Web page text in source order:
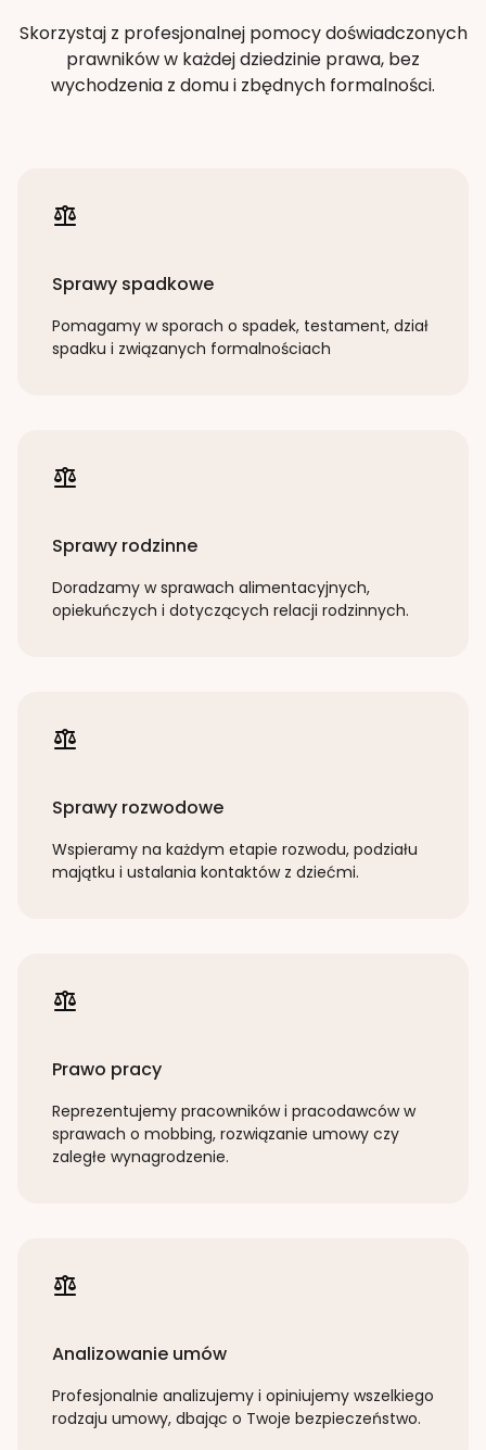
Skorzystaj z profesjonalnej pomocy doświadczonych
prawników w każdej dziedzinie prawa, bez
wychodzenia z domu i zbędnych formalności.
Sprawy spadkowe
Pomagamy w sporach o spadek, testament, dział
spadku i związanych formalnościach
Sprawy rodzinne
Doradzamy w sprawach alimentacyjnych,
opiekuńczych i dotyczących relacji rodzinnych.
Sprawy rozwodowe
Wspieramy na każdym etapie rozwodu, podziału
majątku i ustalania kontaktów z dziećmi.
Prawo pracy
Reprezentujemy pracowników i pracodawców w
sprawach o mobbing, rozwiązanie umowy czy
zaległe wynagrodzenie.
Analizowanie umów
Profesjonalnie analizujemy i opiniujemy wszelkiego
rodzaju umowy, dbając o Twoje bezpieczeństwo.